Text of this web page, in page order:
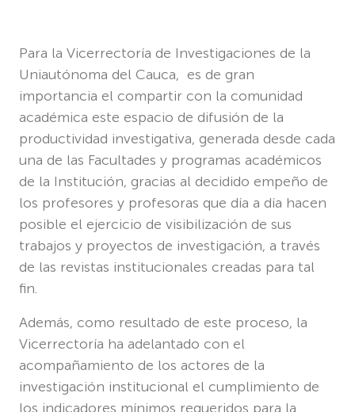
Para la Vicerrectoría de Investigaciones de la
Uniautónoma del Cauca, es de gran
importancia el compartir con la comunidad
académica este espacio de difusión de la
productividad investigativa, generada desde cada
una de las Facultades y programas académicos
de la Institución, gracias al decidido empeño de
los profesores y profesoras que día a día hacen
posible el ejercicio de visibilización de sus
trabajos y proyectos de investigación, a través
de las revistas institucionales creadas para tal
fin.
Además, como resultado de este proceso, la
Vicerrectoría ha adelantado con el
acompañamiento de los actores de la
investigación institucional el cumplimiento de
los indicadores mínimos requeridos para la